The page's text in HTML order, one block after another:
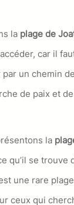
la plage de
car il
par un chemin
de paix et
la
qu’il se trouve
une rare
ceux qui